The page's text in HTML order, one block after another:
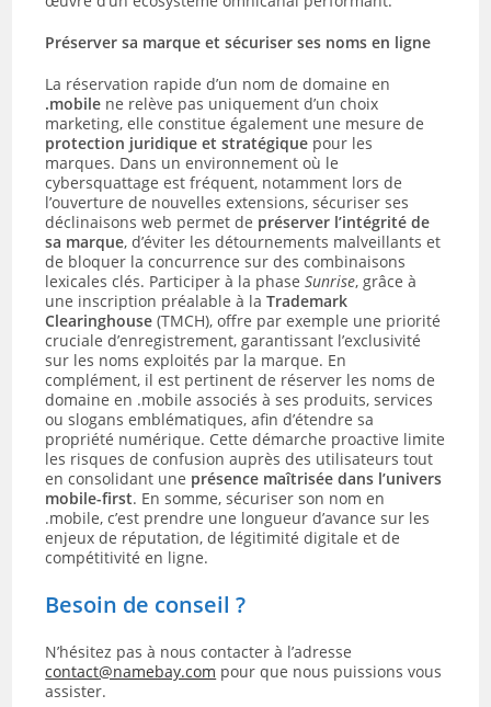
Préserver sa marque et sécuriser ses noms en ligne
La réservation rapide d’un nom de domaine en
.mobile ne relève pas uniquement d’un choix
marketing, elle constitue également une mesure de
protection juridique et stratégique pour les
marques. Dans un environnement où le
cybersquattage est fréquent, notamment lors de
l’ouverture de nouvelles extensions, sécuriser ses
déclinaisons web permet de préserver l’intégrité de
sa marque, d’éviter les détournements malveillants et
de bloquer la concurrence sur des combinaisons
lexicales clés. Participer à la phaseSunrise, grâce à
une inscription préalable à laTrademark
Clearinghouse (TMCH), offre par exemple une priorité
cruciale d’enregistrement, garantissant l’exclusivité
sur les noms exploités par la marque. En
complément, il est pertinent de réserver les noms de
domaine en .mobile associés à ses produits, services
ou slogans emblématiques, afin d’étendre sa
propriété numérique. Cette démarche proactive limite
les risques de confusion auprès des utilisateurs tout
en consolidant une présence maîtrisée dans l’univers
mobile-first. En somme, sécuriser son nom en
.mobile, c’est prendre une longueur d’avance sur les
enjeux de réputation, de légitimité digitale et de
compétitivité en ligne.
Besoin de conseil ?
N’hésitez pas à nous contacter à l’adresse
contact@namebay.com pour que nous puissions vous
assister.